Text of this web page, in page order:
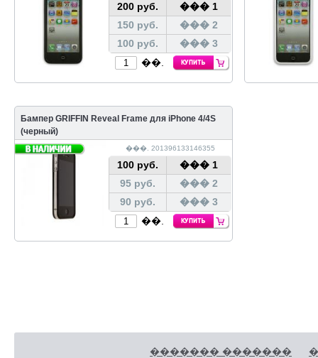
200 руб.
��� 1
150 руб.
��� 2
100 руб.
��� 3
��.
Бампер GRIFFIN Reveal Frame для iPhone 4/4S
(черный)
���. 201396133146355
100 руб.
��� 1
95 руб.
��� 2
90 руб.
��� 3
��.
������� �������